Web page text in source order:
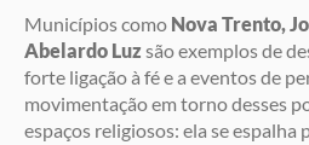
Municípios como Nova Trento,
Abelardo Luz são exemplos de
forte ligação à fé e a eventos de
movimentação em torno desses
espaços religiosos: ela se espalha